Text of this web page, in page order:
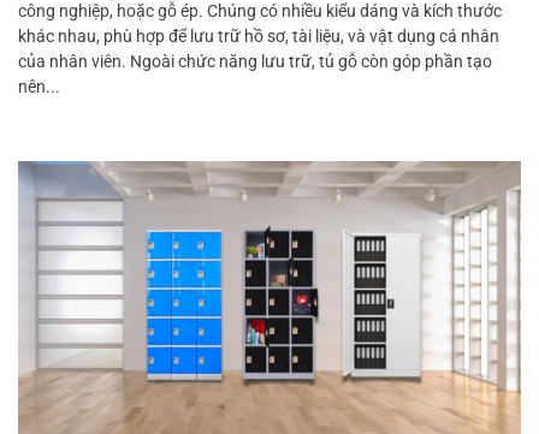
công nghiệp, hoặc gỗ ép. Chúng có nhiều kiểu dáng và kích thước
khác nhau, phù hợp để lưu trữ hồ sơ, tài liệu, và vật dụng cá nhân
của nhân viên. Ngoài chức năng lưu trữ, tủ gỗ còn góp phần tạo
nên...